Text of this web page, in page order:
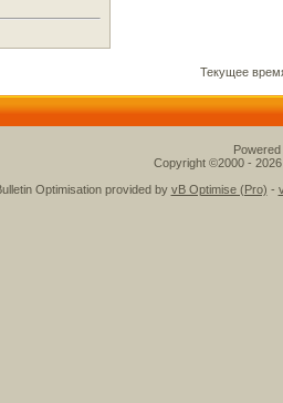
Текущее
Copyright ©2000 -
Optimisation provided by vB Optimise (Pro) -